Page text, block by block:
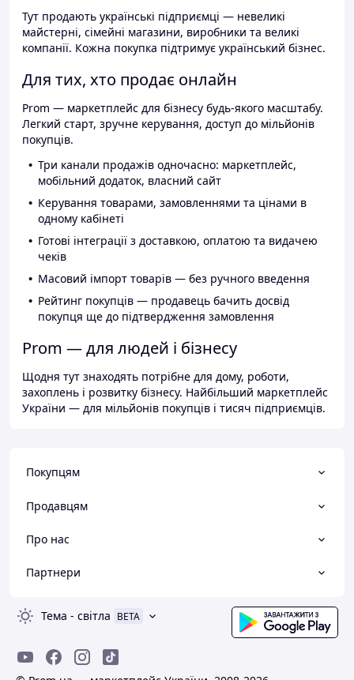
Тут продають українські підприємці — невеликі
майстерні, сімейні магазини, виробники та великі
компанії. Кожна покупка підтримує український бізнес.
Для тих, хто продає онлайн
Prom — маркетплейс для бізнесу будь-якого масштабу.
Легкий старт, зручне керування, доступ до мільйонів
покупців.
Три канали продажів одночасно: маркетплейс,
мобільний додаток, власний сайт
Керування товарами, замовленнями та цінами в
одному кабінеті
Готові інтеграції з доставкою, оплатою та видачею
чеків
Масовий імпорт товарів — без ручного введення
Рейтинг покупців — продавець бачить досвід
покупця ще до підтвердження замовлення
Prom — для людей і бізнесу
Щодня тут знаходять потрібне для дому, роботи,
захоплень і розвитку бізнесу. Найбільший маркетплейс
України — для мільйонів покупців і тисяч підприємців.
Покупцям
Продавцям
Про нас
Партнери
Тема - світла BETA